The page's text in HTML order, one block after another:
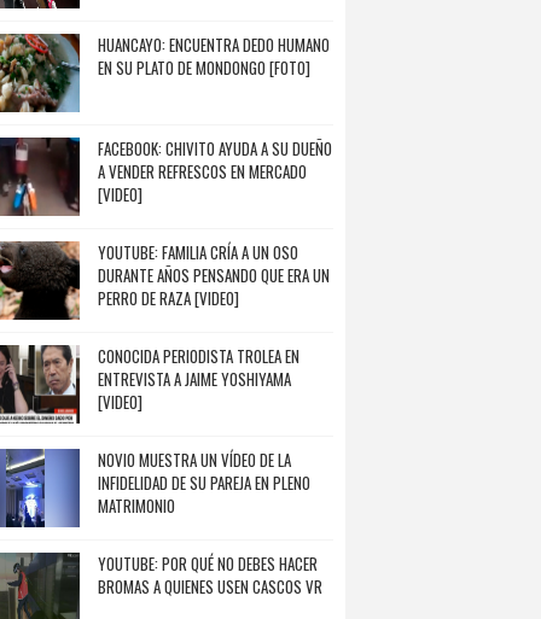
HUANCAYO: ENCUENTRA DEDO HUMANO
EN SU PLATO DE MONDONGO [FOTO]
FACEBOOK: CHIVITO AYUDA A SU DUEÑO
A VENDER REFRESCOS EN MERCADO
[VIDEO]
YOUTUBE: FAMILIA CRÍA A UN OSO
DURANTE AÑOS PENSANDO QUE ERA UN
PERRO DE RAZA [VIDEO]
CONOCIDA PERIODISTA TROLEA EN
ENTREVISTA A JAIME YOSHIYAMA
[VIDEO]
NOVIO MUESTRA UN VÍDEO DE LA
INFIDELIDAD DE SU PAREJA EN PLENO
MATRIMONIO
YOUTUBE: POR QUÉ NO DEBES HACER
BROMAS A QUIENES USEN CASCOS VR